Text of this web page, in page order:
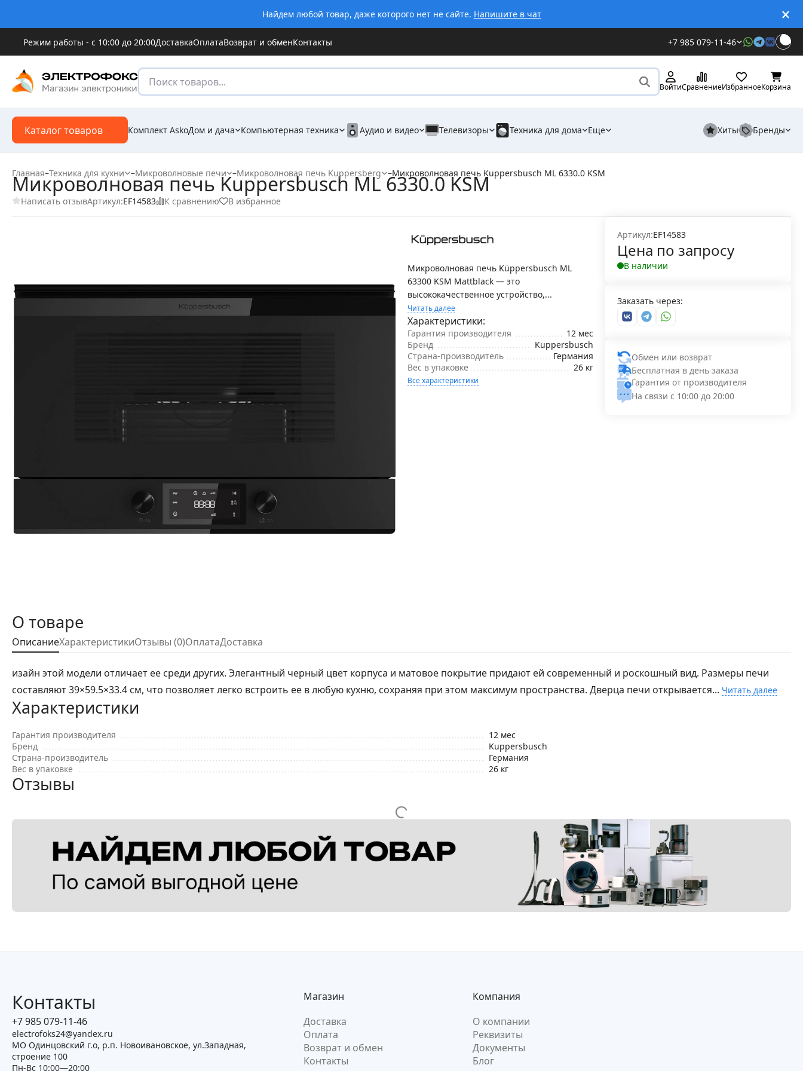
Найдем любой товар, даже которого нет не сайте. Напишите в чат
Режим работы - с 10:00 до 20:00ДоставкаОплатаВозврат и обменКонтакты +7 985 079-11-46
ВойтиСравнениеИзбранноеКорзина
Каталог товаров Комплект AskoДом и дача Компьютерная техника Аудио и видео Телевизоры Техника для дома Еще Хиты Бренды
Главная–Техника для кухни –Микроволновые печи –Микроволновая печь Kuppersberg –Микроволновая печь Kuppersbusch ML 6330.0 KSM
Микроволновая печь Kuppersbusch ML 6330.0 KSM
Написать отзывАртикул:EF14583 К сравнению В избранное
Микроволновая печь Küppersbusch ML
63300 KSM Mattblack — это
высококачественное устройство,...
Читать далее
Характеристики:
Гарантия производителя
12 мес
Бренд
Kuppersbusch
Страна-производитель
Германия
Вес в упаковке
26 кг
Все характеристики
Артикул:EF14583
Цена по запросу
В наличии
Заказать через:
Обмен или возврат
Бесплатная в день заказа
Гарантия от производителя
На связи с 10:00 до 20:00
О товаре
ОписаниеХарактеристикиОтзывы (0)ОплатаДоставка
изайн этой модели отличает ее среди других. Элегантный черный цвет корпуса и матовое покрытие придают ей современный и роскошный вид. Размеры печи
составляют 39×59.5×33.4 см, что позволяет легко встроить ее в любую кухню, сохраняя при этом максимум пространства. Дверца печи открывается... Читать далее
Характеристики
Гарантия производителя
12 мес
Бренд
Kuppersbusch
Страна-производитель
Германия
Вес в упаковке
26 кг
Отзывы
Контакты
+7 985 079-11-46
electrofoks24@yandex.ru
МО Одинцовский г.о, р.п. Новоивановское, ул.Западная,
строение 100
Пн-Вс 10:00—20:00
Магазин
Доставка
Оплата
Возврат и обмен
Контакты
Компания
О компании
Реквизиты
Документы
Блог